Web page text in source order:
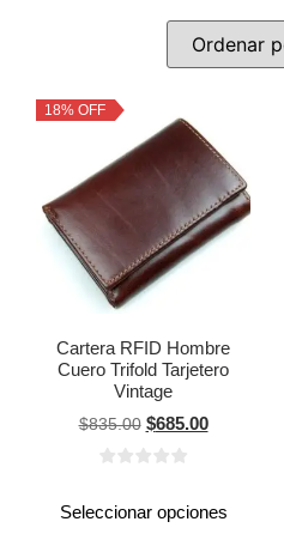
18% OFF
Cartera RFID Hombre
Cuero Trifold Tarjetero
Vintage
$835.00 $685.00
Seleccionar opciones